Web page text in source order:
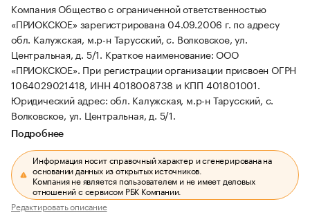
Компания Общество с ограниченной ответственностью
«ПРИОКСКОЕ» зарегистрирована 04.09.2006 г. по адресу
обл. Калужская, м.р-н Тарусский, с. Волковское, ул.
Центральная, д. 5/1. Краткое наименование: ООО
«ПРИОКСКОЕ». При регистрации организации присвоен ОГРН
1064029021418, ИНН 4018008738 и КПП 401801001.
Юридический адрес: обл. Калужская, м.р-н Тарусский, с.
Волковское, ул. Центральная, д. 5/1.
Подробнее
Информация носит справочный характер и сгенерирована на
основании данных из открытых источников.
Компания не является пользователем и не имеет деловых
отношений с сервисом РБК Компании.
Редактировать описание